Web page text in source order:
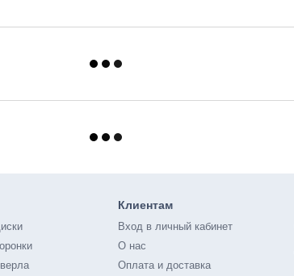
Клиентам
Вход в личный кабинет
О нас
Оплата и доставка